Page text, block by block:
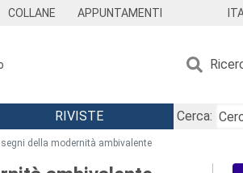
COLLANE APPUNTAMENTI
RIVISTE
Cerca:
della modernità ambivalente